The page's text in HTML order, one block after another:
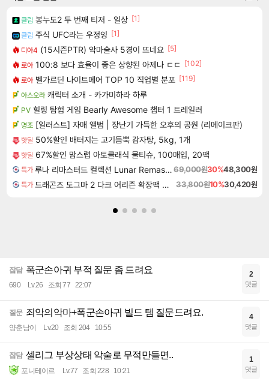
클립 봉누도2 두 번째 티저 - 일상 [1]
클립 주식 UFC라는 우정잉 [1]
디아4 (15시즌PTR) 악마술사 5경이 뜨네요 [5]
로아 100:8 보다 효율이 좋은 상향된 아제나 ㄷㄷ
[102]
로아 벨가르딘 나이트메어 TOP 10 직업별 분포 [119]
아스오라 캐릭터 소개 - 카가미하라 하루
PV 힐링 탐험 게임 Bearly Awesome 챕터 1 트레일러
명조 [일러스트] 자매 앨범 | 장난기 가득한 오후의 공원 (리메이크판)
핫딜 50%할인 배터지는 고기듬뿍 감자탕, 5kg, 1개
핫딜 67%할인 맘스럽 아토클래식 물티슈, 100매입, 20팩
특가 루나 리마스터드 컬렉션 Lunar Remastered Collection69,000원30%48,300원
특가 드래곤즈 도그마 2 다크 어리즌 확장팩 예약구매 Dragon's Dogma 2 Dark Arisen Expansion DLC 33,800원10%30,420원
잡담 폭군손아귀 부적 질문 좀 드려요
690 Lv.26 조회 77 22:07
2
댓글
질문 죄악의악마+폭군손아귀 빌드 템 질문드려요.
양춘남이 Lv.20 조회 204 10:55
4
댓글
잡담 셀리그 부상상태 악술로 무적만들면..
포니테이르 Lv.77 조회 228 10:21
1
댓글